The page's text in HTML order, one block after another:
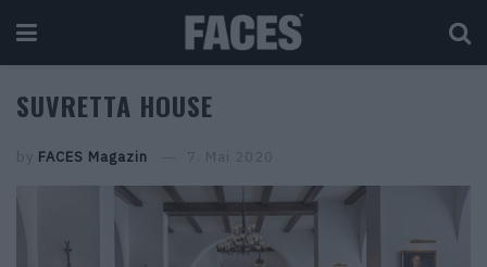
SUVRETTA HOUSE
by FACES Magazin 7. Mai 2020